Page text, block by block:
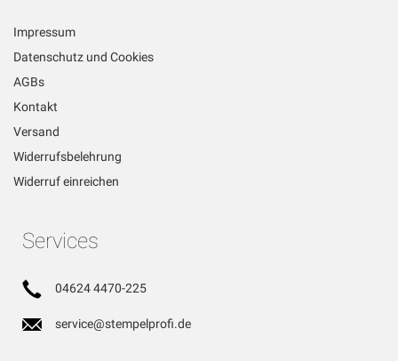
Impressum
Datenschutz und Cookies
AGBs
Kontakt
Versand
Widerrufsbelehrung
Widerruf einreichen
Services
04624 4470-225
service@stempelprofi.de